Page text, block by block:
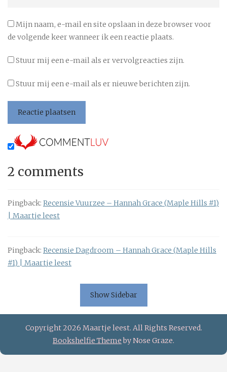
Mijn naam, e-mail en site opslaan in deze browser voor
de volgende keer wanneer ik een reactie plaats.
Stuur mij een e-mail als er vervolgreacties zijn.
Stuur mij een e-mail als er nieuwe berichten zijn.
2 comments
Pingback: Recensie Vuurzee – Hannah Grace (Maple Hills #1)
| Maartje leest
Pingback: Recensie Dagdroom – Hannah Grace (Maple Hills
#1) | Maartje leest
Show Sidebar
Copyright 2026 Maartje leest. All Rights Reserved.
Bookshelfie Themeby Nose Graze.